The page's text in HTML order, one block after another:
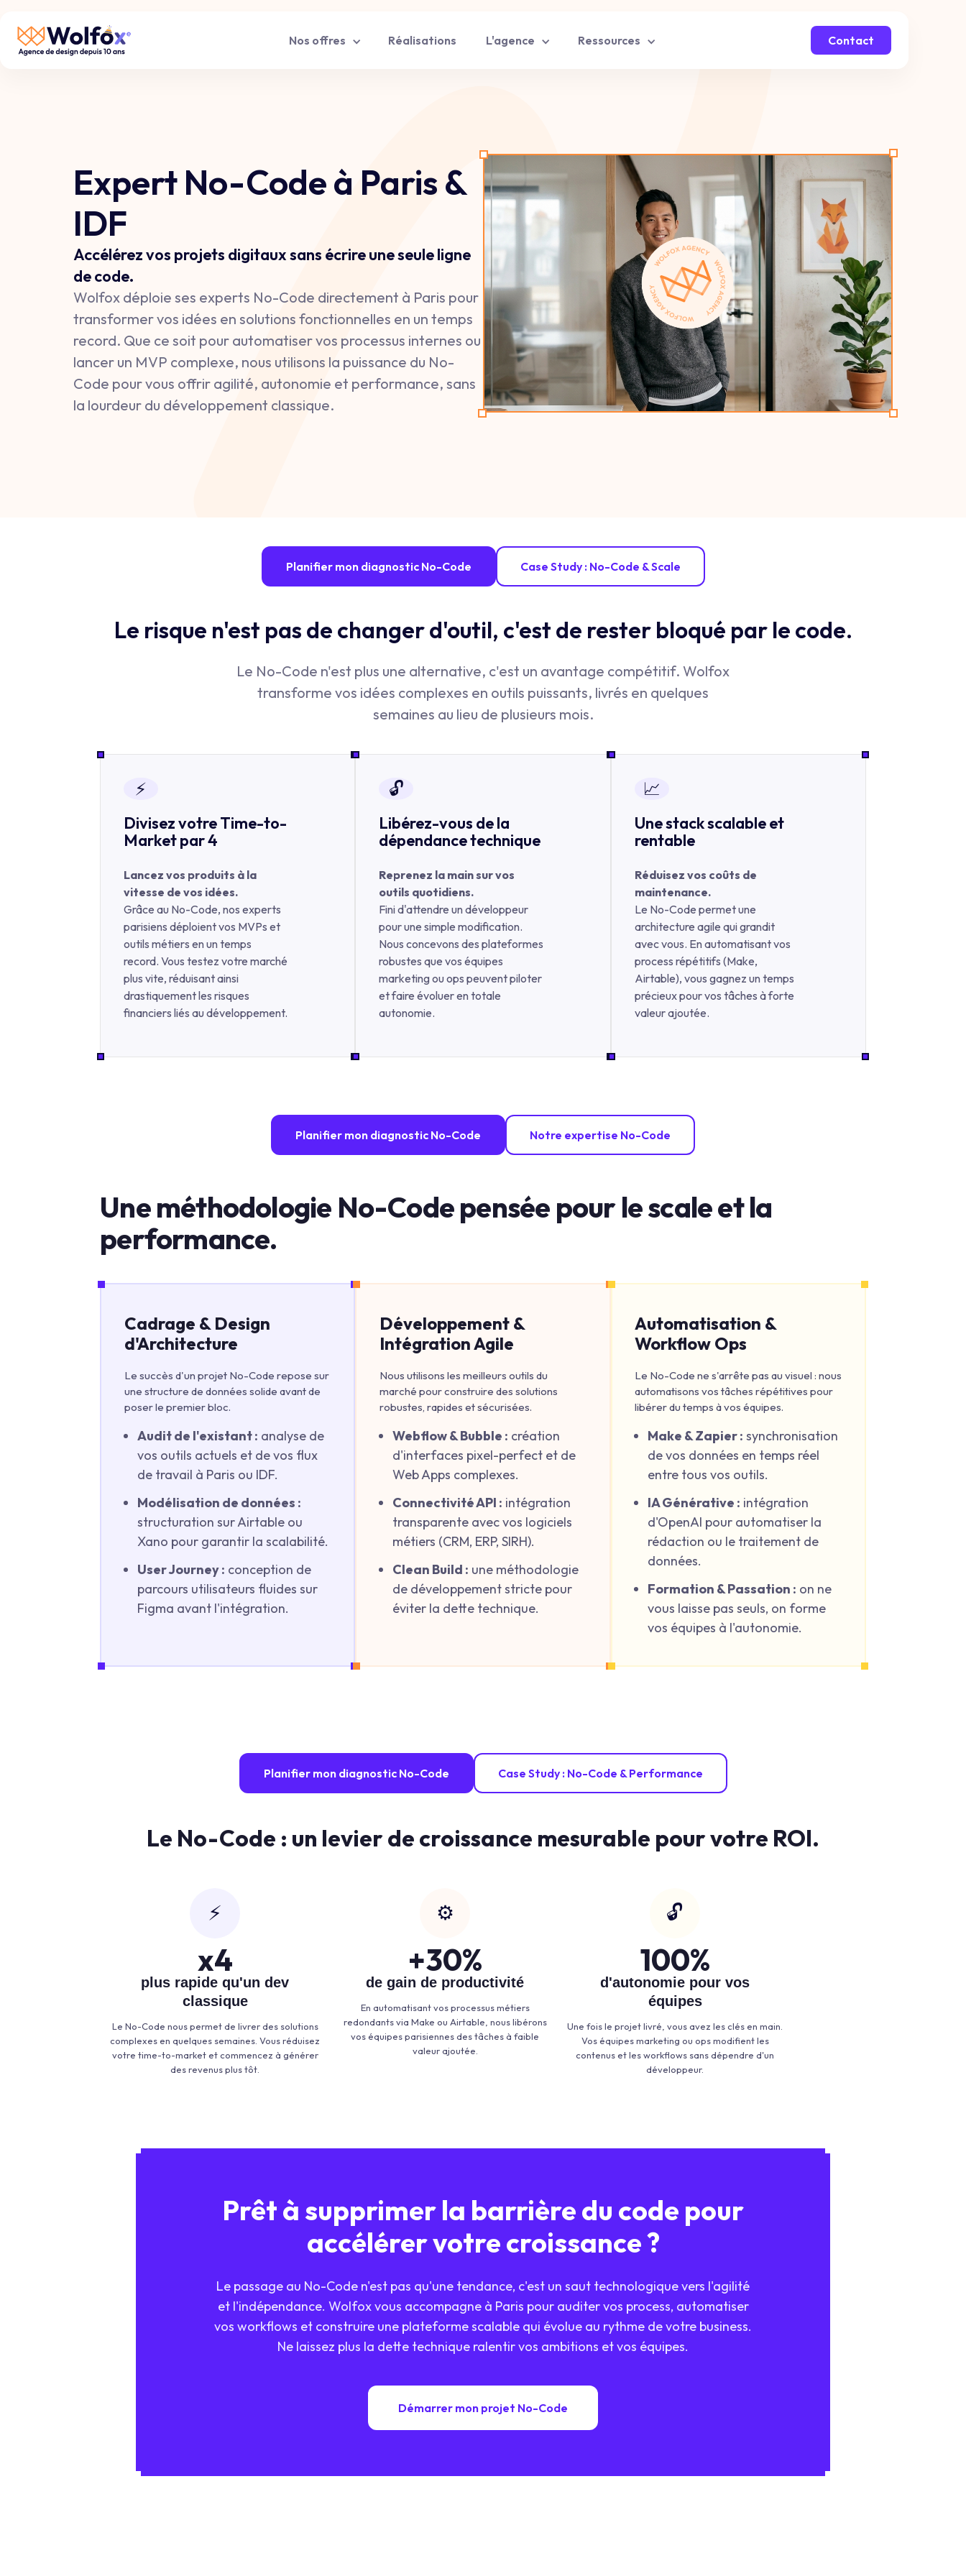
Nos offres Réalisations L'agence Ressources Contact
Expert No-Code à Paris &
IDF
Accélérez vos projets digitaux sans écrire une seule ligne
de code.
Wolfox déploie ses experts No-Code directement à Paris pour
transformer vos idées en solutions fonctionnelles en un temps
record. Que ce soit pour automatiser vos processus internes ou
lancer un MVP complexe, nous utilisons la puissance du No-
Code pour vous offrir agilité, autonomie et performance, sans
la lourdeur du développement classique.
Planifier mon diagnostic No-Code Case Study : No-Code & Scale
Le risque n'est pas de changer d'outil, c'est de rester bloqué par le code.
Le No-Code n'est plus une alternative, c'est un avantage compétitif. Wolfox
transforme vos idées complexes en outils puissants, livrés en quelques
semaines au lieu de plusieurs mois.
⚡
Divisez votre Time-to-
Market par 4
Lancez vos produits à la
vitesse de vos idées.
Grâce au No-Code, nos experts
parisiens déploient vos MVPs et
outils métiers en un temps
record. Vous testez votre marché
plus vite, réduisant ainsi
drastiquement les risques
financiers liés au développement.
🔓
Libérez-vous de la
dépendance technique
Reprenez la main sur vos
outils quotidiens.
Fini d'attendre un développeur
pour une simple modification.
Nous concevons des plateformes
robustes que vos équipes
marketing ou ops peuvent piloter
et faire évoluer en totale
autonomie.
📈
Une stack scalable et
rentable
Réduisez vos coûts de
maintenance.
Le No-Code permet une
architecture agile qui grandit
avec vous. En automatisant vos
process répétitifs (Make,
Airtable), vous gagnez un temps
précieux pour vos tâches à forte
valeur ajoutée.
Planifier mon diagnostic No-Code Notre expertise No-Code
Une méthodologie No-Code pensée pour le scale et la
performance.
Cadrage & Design
d'Architecture
Le succès d'un projet No-Code repose sur
une structure de données solide avant de
poser le premier bloc.
Audit de l'existant : analyse de
vos outils actuels et de vos flux
de travail à Paris ou IDF.
Modélisation de données :
structuration sur Airtable ou
Xano pour garantir la scalabilité.
User Journey : conception de
parcours utilisateurs fluides sur
Figma avant l'intégration.
Développement &
Intégration Agile
Nous utilisons les meilleurs outils du
marché pour construire des solutions
robustes, rapides et sécurisées.
Webflow & Bubble : création
d'interfaces pixel-perfect et de
Web Apps complexes.
Connectivité API : intégration
transparente avec vos logiciels
métiers (CRM, ERP, SIRH).
Clean Build : une méthodologie
de développement stricte pour
éviter la dette technique.
Automatisation &
Workflow Ops
Le No-Code ne s'arrête pas au visuel : nous
automatisons vos tâches répétitives pour
libérer du temps à vos équipes.
Make & Zapier : synchronisation
de vos données en temps réel
entre tous vos outils.
IA Générative : intégration
d'OpenAI pour automatiser la
rédaction ou le traitement de
données.
Formation & Passation : on ne
vous laisse pas seuls, on forme
vos équipes à l'autonomie.
Planifier mon diagnostic No-Code Case Study : No-Code & Performance
Le No-Code : un levier de croissance mesurable pour votre ROI.
⚡
x4
plus rapide qu'un dev
classique
Le No-Code nous permet de livrer des solutions
complexes en quelques semaines. Vous réduisez
votre time-to-market et commencez à générer
des revenus plus tôt.
⚙️
+30%
de gain de productivité
En automatisant vos processus métiers
redondants via Make ou Airtable, nous libérons
vos équipes parisiennes des tâches à faible
valeur ajoutée.
🔓
100%
d'autonomie pour vos
équipes
Une fois le projet livré, vous avez les clés en main.
Vos équipes marketing ou ops modifient les
contenus et les workflows sans dépendre d'un
développeur.
Prêt à supprimer la barrière du code pour
accélérer votre croissance ?
Le passage au No-Code n'est pas qu'une tendance, c'est un saut technologique vers l'agilité
et l'indépendance. Wolfox vous accompagne à Paris pour auditer vos process, automatiser
vos workflows et construire une plateforme scalable qui évolue au rythme de votre business.
Ne laissez plus la dette technique ralentir vos ambitions et vos équipes.
Démarrer mon projet No-Code